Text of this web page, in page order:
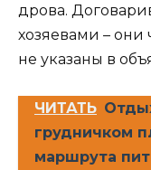
дрова.
хозяевами – они
не указаны в
ЧИТАТЬ
грудничком
маршрута